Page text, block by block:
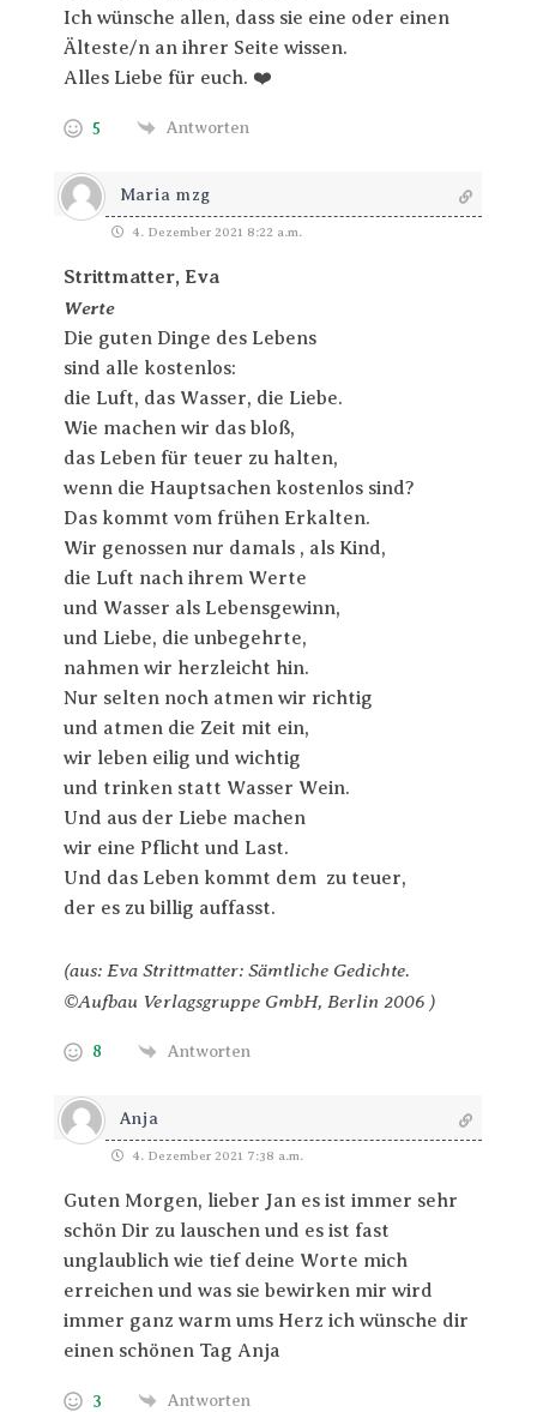
Ich wünsche allen, dass sie eine oder einen
Älteste/n an ihrer Seite wissen.
Alles Liebe für euch. ❤️
5 Antworten
Maria mzg
4. Dezember 2021 8:22 a.m.
Strittmatter, Eva
Werte
Die guten Dinge des Lebens
sind alle kostenlos:
die Luft, das Wasser, die Liebe.
Wie machen wir das bloß,
das Leben für teuer zu halten,
wenn die Hauptsachen kostenlos sind?
Das kommt vom frühen Erkalten.
Wir genossen nur damals , als Kind,
die Luft nach ihrem Werte
und Wasser als Lebensgewinn,
und Liebe, die unbegehrte,
nahmen wir herzleicht hin.
Nur selten noch atmen wir richtig
und atmen die Zeit mit ein,
wir leben eilig und wichtig
und trinken statt Wasser Wein.
Und aus der Liebe machen
wir eine Pflicht und Last.
Und das Leben kommt dem zu teuer,
der es zu billig auffasst.
(aus: Eva Strittmatter: Sämtliche Gedichte.
©Aufbau Verlagsgruppe GmbH, Berlin 2006 )
8 Antworten
Anja
4. Dezember 2021 7:38 a.m.
Guten Morgen, lieber Jan es ist immer sehr
schön Dir zu lauschen und es ist fast
unglaublich wie tief deine Worte mich
erreichen und was sie bewirken mir wird
immer ganz warm ums Herz ich wünsche dir
einen schönen Tag Anja
3 Antworten